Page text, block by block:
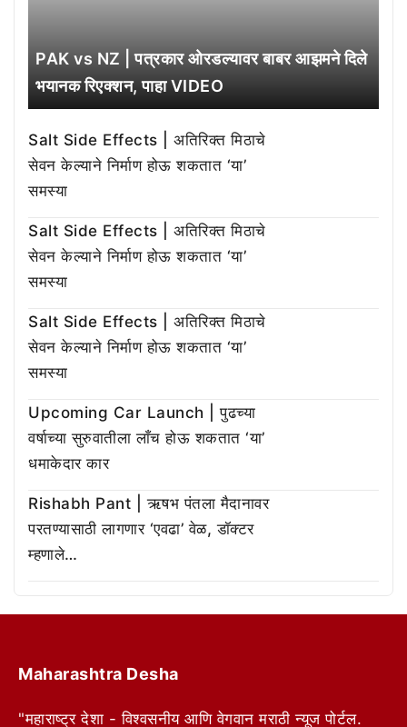
PAK vs NZ | पत्रकार ओरडल्यावर बाबर आझमने दिले
भयानक रिएक्शन, पाहा VIDEO
Salt Side Effects | अतिरिक्त मिठाचे
सेवन केल्याने निर्माण होऊ शकतात ‘या’
समस्या
Salt Side Effects | अतिरिक्त मिठाचे
सेवन केल्याने निर्माण होऊ शकतात ‘या’
समस्या
Salt Side Effects | अतिरिक्त मिठाचे
सेवन केल्याने निर्माण होऊ शकतात ‘या’
समस्या
Upcoming Car Launch | पुढच्या
वर्षाच्या सुरुवातीला लाँच होऊ शकतात ‘या’
धमाकेदार कार
Rishabh Pant | ऋषभ पंतला मैदानावर
परतण्यासाठी लागणार ‘एवढा’ वेळ, डॉक्टर
म्हणाले…
Maharashtra Desha
"महाराष्ट्र देशा - विश्वसनीय आणि वेगवान मराठी न्यूज पोर्टल.